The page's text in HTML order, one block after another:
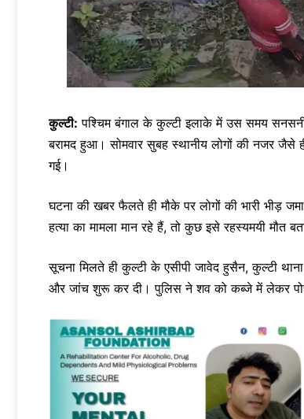
कुल्टी: पश्चिम बंगाल के कुल्टी इलाके में उस समय
बरामद हुआ। सोमवार सुबह स्थानीय लोगों की नजर
गई।
घटना की खबर फैलते ही मौके पर लोगों की भारी भीड़
हत्या का मामला मान रहे हैं, तो कुछ इसे रहस्यमयी मौत
सूचना मिलते ही कुल्टी के एसीपी जावेद हुसैन, कुल्टी
और जांच शुरू कर दी। पुलिस ने शव को कब्जे में लेकर